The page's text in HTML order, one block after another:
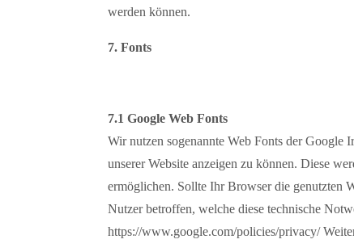
werden können.
7. Fonts
7.1 Google Web Fonts
Wir nutzen sogenannte Web Fonts der
unserer Website anzeigen zu können. Diese
ermöglichen. Sollte Ihr Browser die genutzten
Nutzer betroffen, welche diese technische
https://www.google.com/policies/privacy/